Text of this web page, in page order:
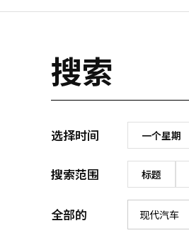
搜索
选择时间 一个星期
搜索范围 标题
全部的